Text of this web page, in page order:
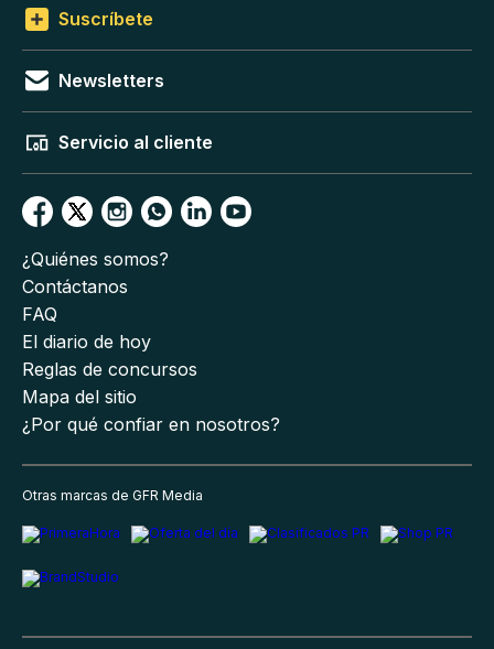
Suscríbete
Newsletters
Servicio al cliente
¿Quiénes somos?
Contáctanos
FAQ
El diario de hoy
Reglas de concursos
Mapa del sitio
¿Por qué confiar en nosotros?
Otras marcas de GFR Media